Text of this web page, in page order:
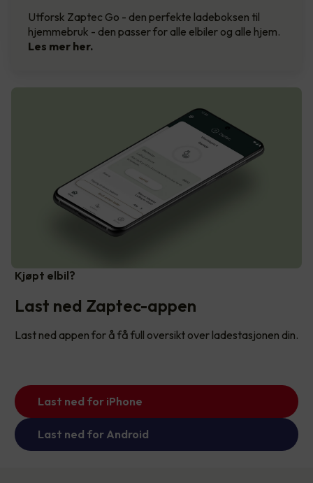
Utforsk Zaptec Go - den perfekte ladeboksen til
hjemmebruk - den passer for alle elbiler og alle hjem.
Les mer her.
Kjøpt elbil?
Last ned Zaptec-appen
Last ned appen for å få full oversikt over ladestasjonen din.
Last ned for iPhone
Last ned for Android